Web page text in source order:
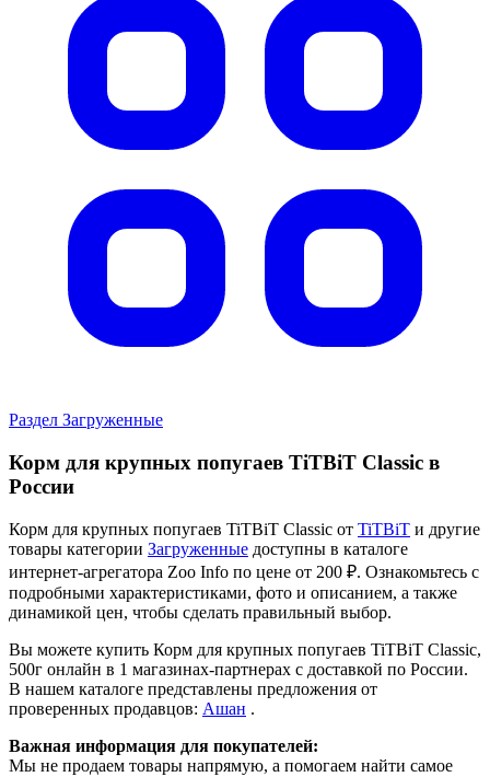
Раздел Загруженные
Корм для крупных попугаев TiTBiT Classic в
России
Корм для крупных попугаев TiTBiT Classic от TiTBiT и другие
товары категории Загруженные доступны в каталоге
интернет-агрегатора Zoo Info по цене от 200 ₽. Ознакомьтесь с
подробными характеристиками, фото и описанием, а также
динамикой цен, чтобы сделать правильный выбор.
Вы можете купить Корм для крупных попугаев TiTBiT Classic,
500г онлайн в 1 магазинах-партнерах с доставкой по России.
В нашем каталоге представлены предложения от
проверенных продавцов: Ашан .
Важная информация для покупателей:
Мы не продаем товары напрямую, а помогаем найти самое